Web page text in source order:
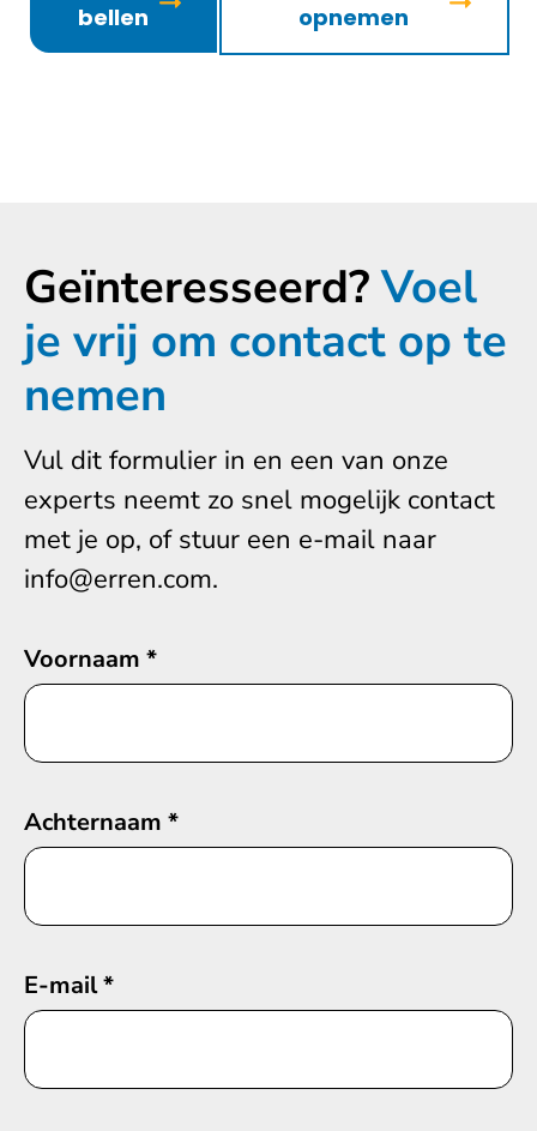
bellen
opnemen
Geïnteresseerd?Voel
je vrij om contact op te
nemen
Vul dit formulier in en een van onze
experts neemt zo snel mogelijk contact
met je op, of stuur een e-mail naar
info@erren.com.
Voornaam *
Achternaam *
E-mail*